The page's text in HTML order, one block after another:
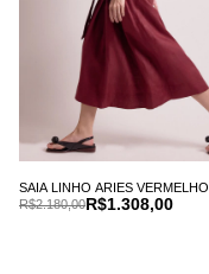
SAIA LINHO ARIES VERMELHO
R$1.308,00
R$2.180,00